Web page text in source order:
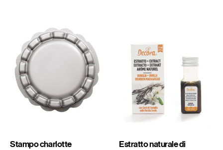
Stampo charlotte
Estratto naturale di